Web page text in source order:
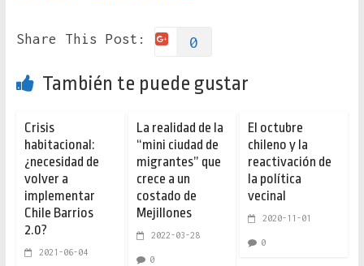
Share This Post: 0
También te puede gustar
Crisis
habitacional:
¿necesidad de
volver a
implementar
Chile Barrios
2.0?
2021-06-04
La realidad de la
“mini ciudad de
migrantes” que
crece a un
costado de
Mejillones
2022-03-28
0
El octubre
chileno y la
reactivación de
la política
vecinal
2020-11-01
0